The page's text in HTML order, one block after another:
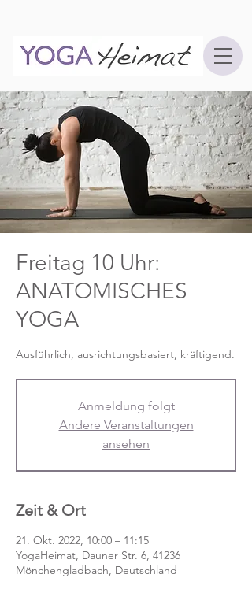
Freitag 10 Uhr:
ANATOMISCHES
YOGA
Anmeldung folgt
Andere Veranstaltungen
ansehen
Zeit & Ort
21. Okt. 2022, 10:00 – 11:15
YogaHeimat, Dauner Str. 6, 41236
Mönchengladbach, Deutschland